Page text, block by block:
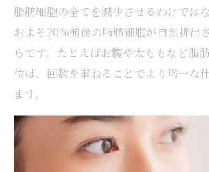
脂肪細胞の全てを減少させるわけでは
およそ20%前後の脂肪細胞が自然排出
らです。たとえばお腹や太ももなど脂
位は、回数を重ねることでより均一な
ます。
実際の体験談でも「2回目で見た目の変
「3回目で服のサイズが変わった」とい
なく段階的に効果を感じたい方には特